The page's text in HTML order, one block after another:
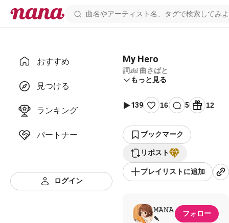
おすすめ
見つける
ランキング
パートナー
ログイン
My Hero
詞𝑠ℎ𝑖 曲さばと
もっと見る
139 16 5 12
ブックマーク
リポスト
プレイリストに追加
𝙼𝙰𝙽𝙰
🍡
フォロー